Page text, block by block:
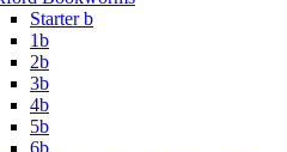
Starter b
1b
2b
3b
4b
5b
6b